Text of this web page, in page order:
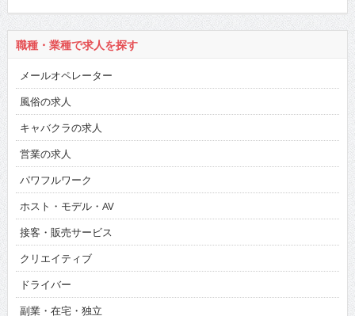
職種・業種で求人を探す
メールオペレーター
風俗の求人
キャバクラの求人
営業の求人
パワフルワーク
ホスト・モデル・AV
接客・販売サービス
クリエイティブ
ドライバー
副業・在宅・独立